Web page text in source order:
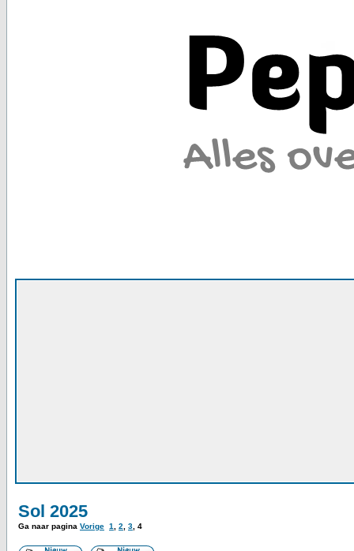
Sol 2025
Ga naar pagina Vorige 1 2 3 4